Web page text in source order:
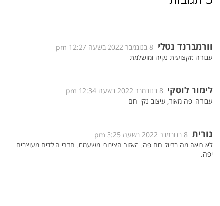
וורמברנד נטלי 8 בנובמבר 2022 בשעה 12:27 pm
עבודה מקצועית נקיה ומושלמת
לימור לוסקי 8 בנובמבר 2022 בשעה 12:34 pm
עבודה יפה מאוד, עיצוב נקי וחם
נורית 8 בנובמבר 2022 בשעה 3:25 pm
לא רואה מה בדיוק חם פה. האזור הציבורי משעמם. חדרי הילדים מעוצבים
יפה.